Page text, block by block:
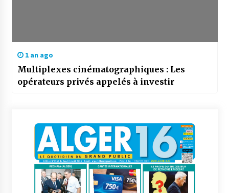
1 an ago
Multiplexes cinématographiques : Les
opérateurs privés appelés à investir